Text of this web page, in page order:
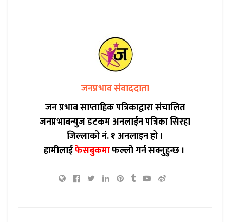
जनप्रभाव संवाददाता
जन प्रभाब साप्ताहिक पत्रिकाद्वारा संचालित
जनप्रभाबन्युज डटकम अनलाईन पत्रिका सिरहा
जिल्लाको नं. १ अनलाइन हो ।
हामीलाईफेसबुकमाफल्लो गर्न सक्नुहुन्छ ।